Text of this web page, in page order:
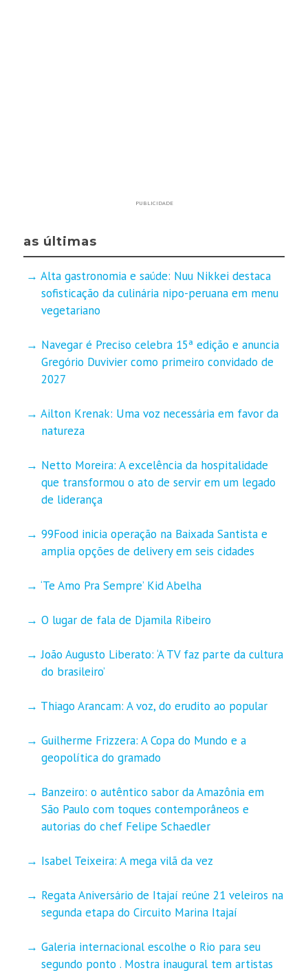
PUBLICIDADE
as últimas
Alta gastronomia e saúde: Nuu Nikkei destaca
sofisticação da culinária nipo-peruana em menu
vegetariano
Navegar é Preciso celebra 15ª edição e anuncia
Gregório Duvivier como primeiro convidado de
2027
Ailton Krenak: Uma voz necessária em favor da
natureza
Netto Moreira: A excelência da hospitalidade
que transformou o ato de servir em um legado
de liderança
99Food inicia operação na Baixada Santista e
amplia opções de delivery em seis cidades
‘Te Amo Pra Sempre’ Kid Abelha
O lugar de fala de Djamila Ribeiro
João Augusto Liberato: ‘A TV faz parte da cultura
do brasileiro’
Thiago Arancam: A voz, do erudito ao popular
Guilherme Frizzera: A Copa do Mundo e a
geopolítica do gramado
Banzeiro: o autêntico sabor da Amazônia em
São Paulo com toques contemporâneos e
autorias do chef Felipe Schaedler
Isabel Teixeira: A mega vilã da vez
Regata Aniversário de Itajaí reúne 21 veleiros na
segunda etapa do Circuito Marina Itajaí
Galeria internacional escolhe o Rio para seu
segundo ponto . Mostra inaugural tem artistas